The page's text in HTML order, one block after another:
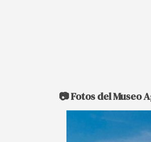
📷 Fotos del Museo